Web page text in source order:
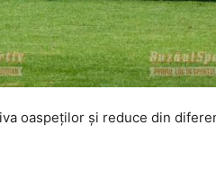
oaspeţilor şi reduce din